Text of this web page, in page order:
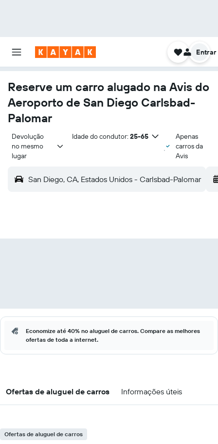
Entrar
Reserve um carro alugado na Avis do
Aeroporto de San Diego Carlsbad-
Palomar
Devolução
no mesmo
lugar
Idade do condutor: 25-65
Apenas
carros da
Avis
San Diego, CA, Estados Unidos - Carlsbad-Palomar
Economize até 40% no aluguel de carros. Compare as melhores
ofertas de toda a internet.
Ofertas de aluguel de carros Informações úteis
Ofertas de aluguel de carros